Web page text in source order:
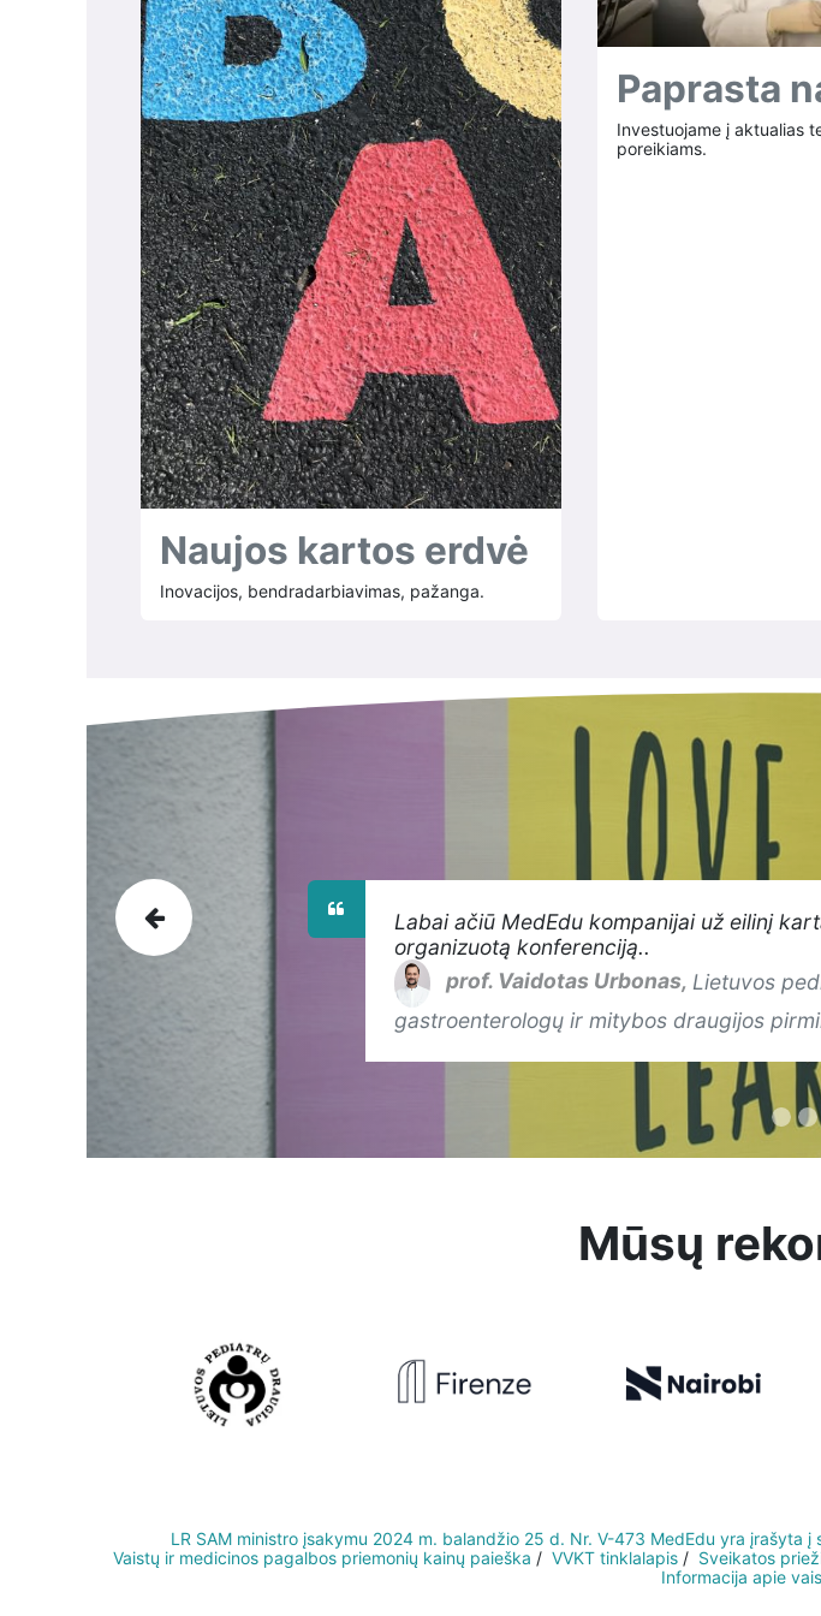
Naujos kartos erdvė
Inovacijos, bendradarbiavimas, pažanga.
Paprasta
Investuojame į aktualias
poreikiams.
Labai ačiū MedEdu kompanijai už eilinį
organizuotą konferenciją..
prof. Vaidotas Urbonas, Lietuvos
gastroenterologų ir mitybos draugijos
Previous
Mūsų
LR SAM ministro įsakymu 2024 m. balandžio 25 d. Nr. V-473 MedEdu yra
Vaistų ir medicinos pagalbos priemonių kainų paieška / VVKT tinklalapis/ Sveikatos
Informacija apie